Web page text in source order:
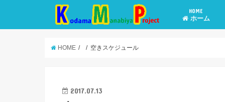
HOME
ホーム
HOME 空きスケジュール
2017.07.13